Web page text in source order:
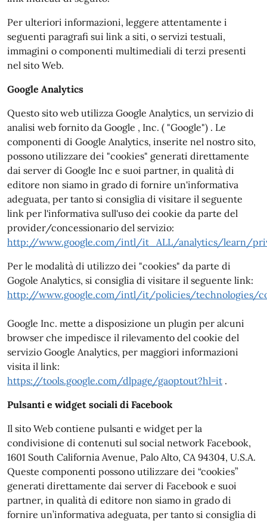
Per ulteriori informazioni, leggere attentamente i
seguenti paragrafi sui link a siti, o servizi testuali,
immagini o componenti multimediali di terzi presenti
nel sito Web.
Google Analytics
Questo sito web utilizza Google Analytics, un servizio di
analisi web fornito da Google , Inc. ( "Google") . Le
componenti di Google Analytics, inserite nel nostro sito,
possono utilizzare dei "cookies" generati direttamente
dai server di Google Inc e suoi partner, in qualità di
editore non siamo in grado di fornire un'informativa
adeguata, per tanto si consiglia di visitare il seguente
link per l'informativa sull'uso dei cookie da parte del
provider/concessionario del servizio:
http://www.google.com/intl/it_ALL/analytics/learn/
Per le modalità di utilizzo dei "cookies" da parte di
Gogole Analytics, si consiglia di visitare il seguente link:
http://www.google.com/intl/it/policies/technologies/
Google Inc. mette a disposizione un plugin per alcuni
browser che impedisce il rilevamento del cookie del
servizio Google Analytics, per maggiori informazioni
visita il link:
https://tools.google.com/dlpage/gaoptout?hl=it .
Pulsanti e widget sociali di Facebook
Il sito Web contiene pulsanti e widget per la
condivisione di contenuti sul social network Facebook,
1601 South California Avenue, Palo Alto, CA 94304, U.S.A.
Queste componenti possono utilizzare dei “cookies”
generati direttamente dai server di Facebook e suoi
partner, in qualità di editore non siamo in grado di
fornire un’informativa adeguata, per tanto si consiglia di